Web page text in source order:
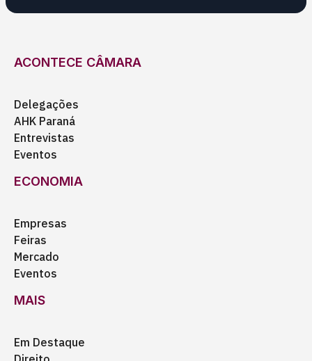
ACONTECE CÂMARA
Delegações
AHK Paraná
Entrevistas
Eventos
ECONOMIA
Empresas
Feiras
Mercado
Eventos
MAIS
Em Destaque